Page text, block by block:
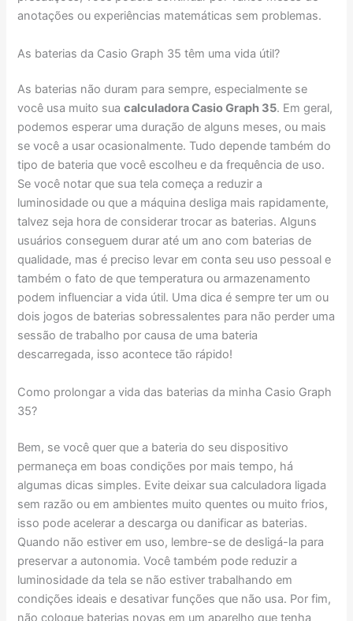
anotações ou experiências matemáticas sem problemas.
As baterias da Casio Graph 35 têm uma vida útil?
As baterias não duram para sempre, especialmente se
você usa muito suacalculadora Casio Graph 35. Em geral,
podemos esperar uma duração de alguns meses, ou mais
se você a usar ocasionalmente. Tudo depende também do
tipo de bateria que você escolheu e da frequência de uso.
Se você notar que sua tela começa a reduzir a
luminosidade ou que a máquina desliga mais rapidamente,
talvez seja hora de considerar trocar as baterias. Alguns
usuários conseguem durar até um ano com baterias de
qualidade, mas é preciso levar em conta seu uso pessoal e
também o fato de que temperatura ou armazenamento
podem influenciar a vida útil. Uma dica é sempre ter um ou
dois jogos de baterias sobressalentes para não perder uma
sessão de trabalho por causa de uma bateria
descarregada, isso acontece tão rápido!
Como prolongar a vida das baterias da minha Casio Graph
35?
Bem, se você quer que a bateria do seu dispositivo
permaneça em boas condições por mais tempo, há
algumas dicas simples. Evite deixar sua calculadora ligada
sem razão ou em ambientes muito quentes ou muito frios,
isso pode acelerar a descarga ou danificar as baterias.
Quando não estiver em uso, lembre-se de desligá-la para
preservar a autonomia. Você também pode reduzir a
luminosidade da tela se não estiver trabalhando em
condições ideais e desativar funções que não usa. Por fim,
não coloque baterias novas em um aparelho que tenha